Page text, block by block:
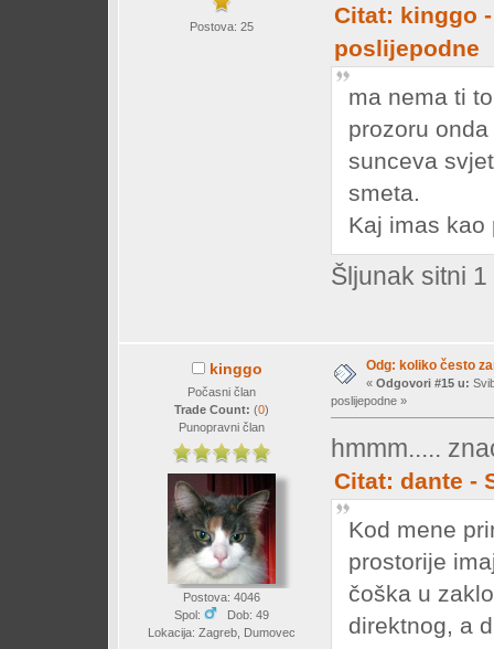
Postova: 25
Citat: kinggo
poslijepodne
ma nema ti
prozoru
sunceva
smeta.
Kaj imas kao
Šljunak sitni
kinggo
Počasni član
Trade Count: (0)
Punopravni član
Postova: 4046
Spol:
Dob: 49
Lokacija: Zagreb, Dumovec
Odg: koliko često
« Odgovori #15 u:
poslijepodne »
hmmm.....
Citat: dante -
Kod mene
prostorije
čoška u
direktnog, a